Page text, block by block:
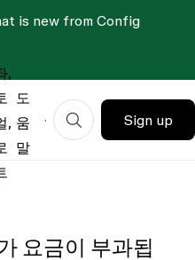
is new from Config
,
,
도
움
말
Sign up
요금이 부과됩